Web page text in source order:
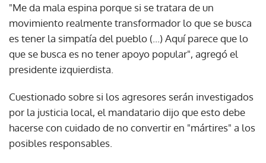
"Me da mala espina porque si se tratara de un
movimiento realmente transformador lo que se busca
es tener la simpatía del pueblo (...) Aquí parece que lo
que se busca es no tener apoyo popular", agregó el
presidente izquierdista.
Cuestionado sobre si los agresores serán investigados
por la justicia local, el mandatario dijo que esto debe
hacerse con cuidado de no convertir en "mártires" a los
posibles responsables.